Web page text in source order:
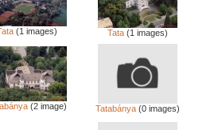
(1 images) Tata (1 images)
(2 image) Tatabánya (0 images)